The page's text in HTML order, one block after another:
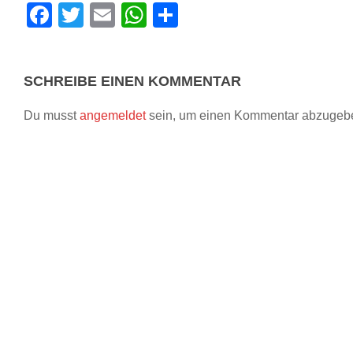
Facebook
TwitterEmailWhatsApp
SCHREIBE EINEN KOMMENTAR
Du musstangemeldetsein, um einen Kommentar